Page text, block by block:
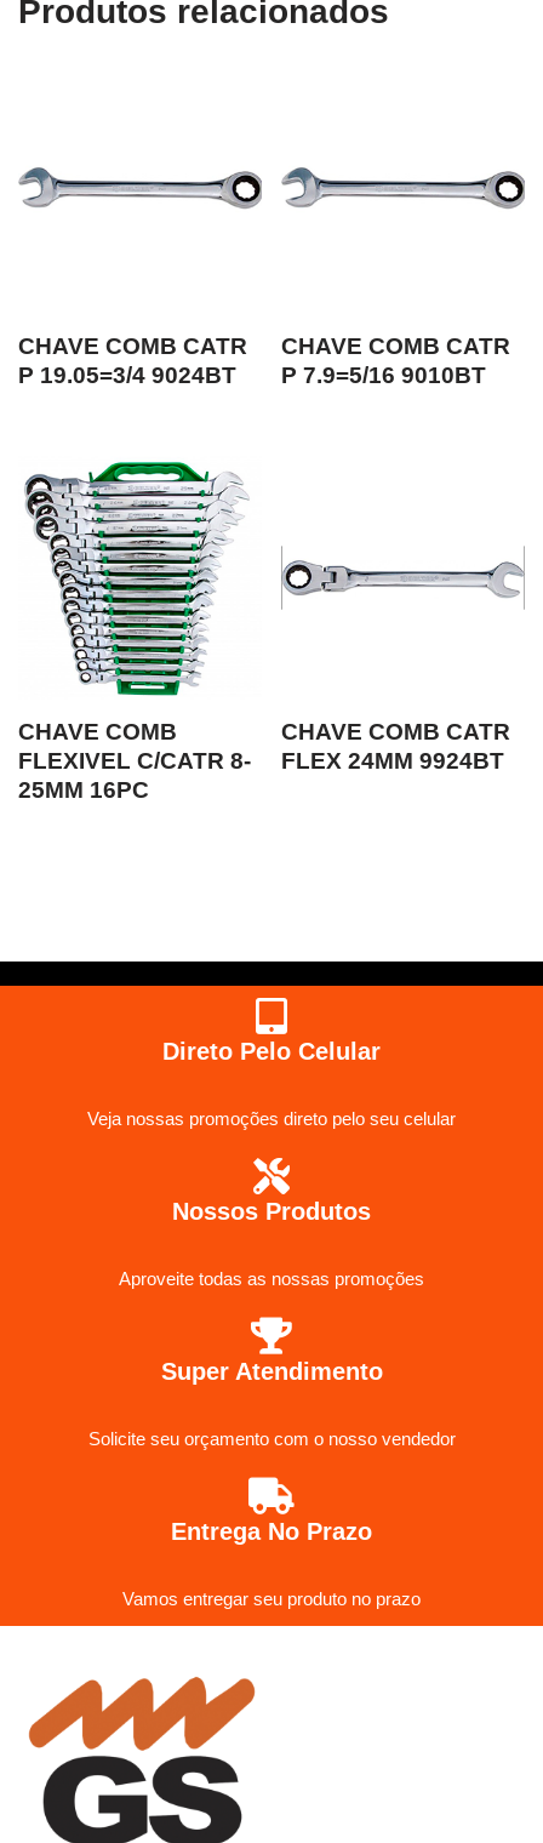
Produtos relacionados
CHAVE COMB CATR
P 19.05=3/4 9024BT
CHAVE COMB CATR
P 7.9=5/16 9010BT
CHAVE COMB
FLEXIVEL C/CATR 8-
25MM 16PC
CHAVE COMB CATR
FLEX 24MM 9924BT
Direto Pelo Celular
Veja nossas promoções direto pelo seu celular
Nossos Produtos
Aproveite todas as nossas promoções
Super Atendimento
Solicite seu orçamento com o nosso vendedor
Entrega No Prazo
Vamos entregar seu produto no prazo